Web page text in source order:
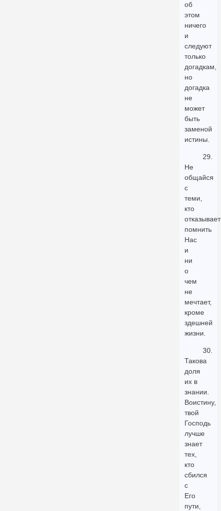
об
этом
ничего
и
следуют
только
догадкам,
но
догадка
не
может
быть
заменой
истины.
29.
Не
общайся
с
теми,
кто
помнить
Нас
и
ни
о
чем
не
мечтает,
кроме
здешней
жизни.
30.
Такова
доля
их в
знании.
Воистину,
твой
Господь
лучше
знает
тех,
кто
сбился
с
Его
пути,